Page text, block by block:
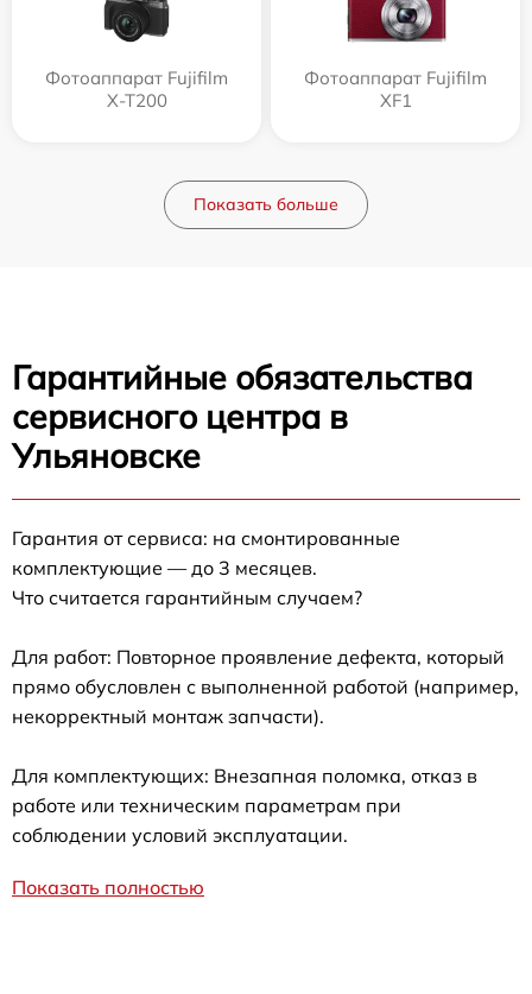
Фотоаппарат Fujifilm
X-T200
Фотоаппарат Fujifilm
XF1
Показать больше
Гарантийные обязательства
сервисного центра в
Ульяновске
Гарантия от сервиса: на смонтированные
комплектующие — до 3 месяцев.
Что считается гарантийным случаем?
Для работ: Повторное проявление дефекта, который
прямо обусловлен с выполненной работой (например,
некорректный монтаж запчасти).
Для комплектующих: Внезапная поломка, отказ в
работе или техническим параметрам при
соблюдении условий эксплуатации.
Показать полностью